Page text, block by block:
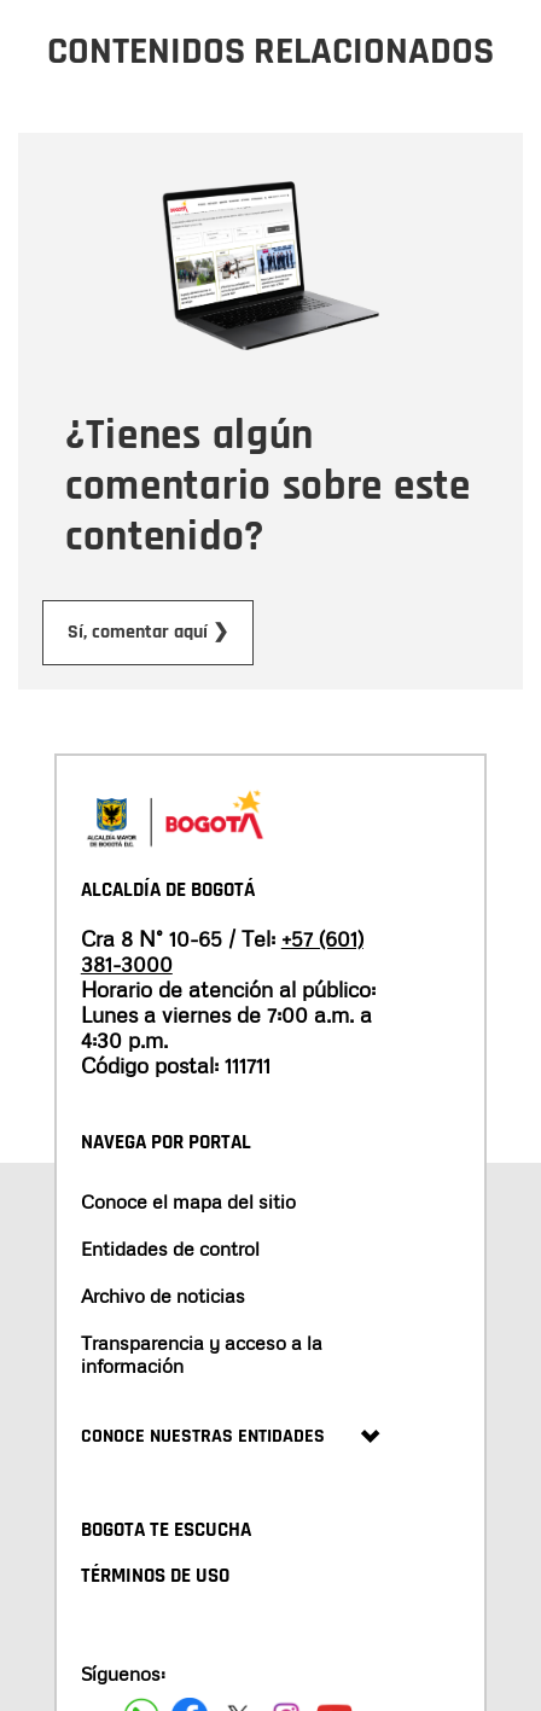
CONTENIDOS RELACIONADOS
¿Tienes algún
comentario sobre este
contenido?
Sí, comentar aquí ❯
Correo electrónico
Tipo de comentario
Mensaje
ALCALDÍA DE BOGOTÁ
Cra 8 N° 10-65 / Tel: +57 (601)
381-3000
Horario de atención al público:
Lunes a viernes de 7:00 a.m. a
4:30 p.m.
Código postal: 111711
NAVEGA POR PORTAL
Conoce el mapa del sitio
Entidades de control
Archivo de noticias
Transparencia y acceso a la
información
CONOCE NUESTRAS ENTIDADES
BOGOTA TE ESCUCHA
TÉRMINOS DE USO
Síguenos: